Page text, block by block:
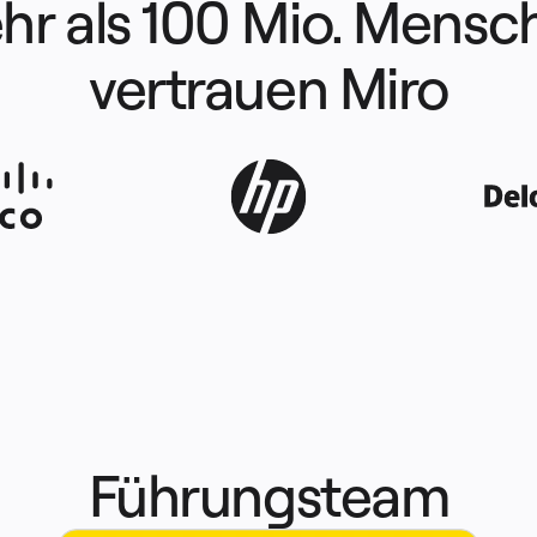
als 100 Mio.
vertrauen Miro
Führungsteam